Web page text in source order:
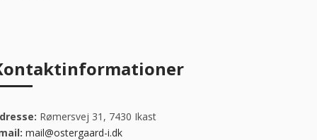
Rømersvej 31, 7430 Ikast
mail@ostergaard-i.dk